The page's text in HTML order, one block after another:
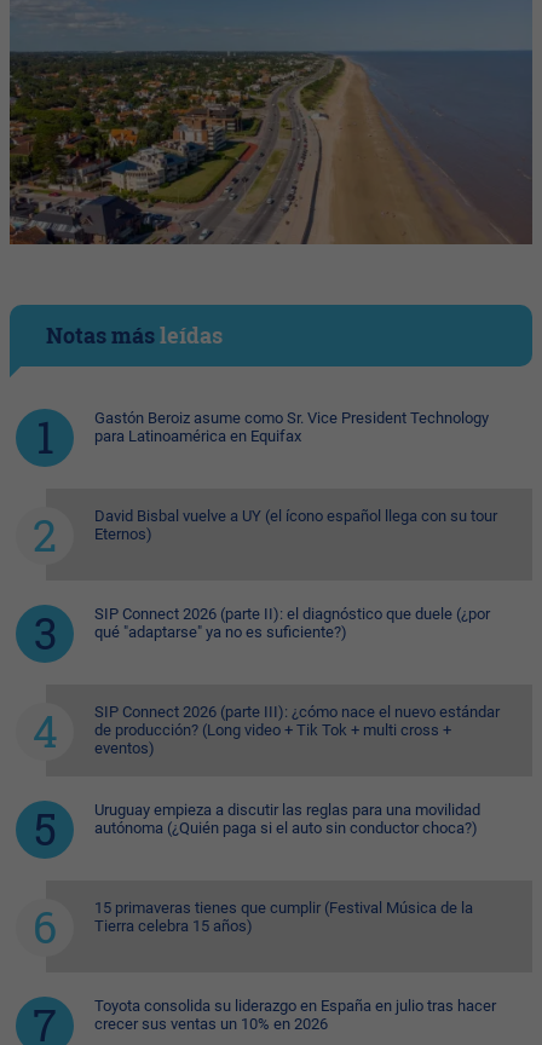
Notas másleídas
Gastón Beroiz asume como Sr. Vice President Technology
para Latinoamérica en Equifax
David Bisbal vuelve a UY (el ícono español llega con su tour
Eternos)
SIP Connect 2026 (parte II): el diagnóstico que duele (¿por
qué "adaptarse" ya no es suficiente?)
SIP Connect 2026 (parte III): ¿cómo nace el nuevo estándar
de producción? (Long video + Tik Tok + multi cross +
eventos)
Uruguay empieza a discutir las reglas para una movilidad
autónoma (¿Quién paga si el auto sin conductor choca?)
15 primaveras tienes que cumplir (Festival Música de la
Tierra celebra 15 años)
Toyota consolida su liderazgo en España en julio tras hacer
crecer sus ventas un 10% en 2026